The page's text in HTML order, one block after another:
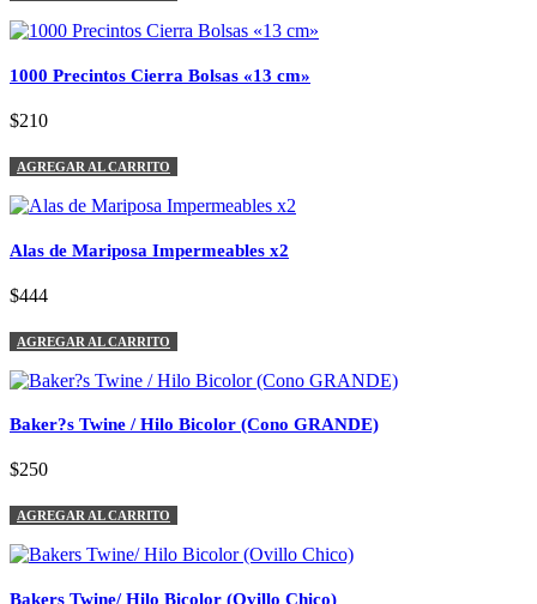
1000 Precintos Cierra Bolsas «13 cm»
$210
AGREGAR AL CARRITO
Alas de Mariposa Impermeables x2
$444
AGREGAR AL CARRITO
Baker?s Twine / Hilo Bicolor (Cono GRANDE)
$250
AGREGAR AL CARRITO
Bakers Twine/ Hilo Bicolor (Ovillo Chico)